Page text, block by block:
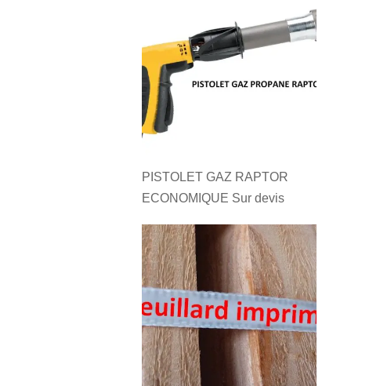
PISTOLET GAZ RAPTOR
ECONOMIQUE Sur devis